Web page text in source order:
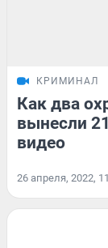
КРИМИНАЛ
Как два
вынесли
видео
26 апреля, 2022,